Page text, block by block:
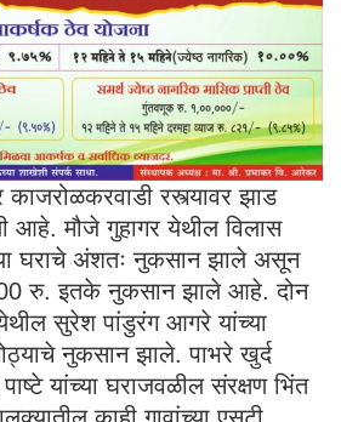
रस्त्यावर झाड
आहे. मौजे गुहागर येथील विलास
घराचे अंशतः नुकसान झाले असून
रु. इतके नुकसान झाले आहे. दोन
येथील सुरेश पांडुरंग आगरे यांच्या
नुकसान झाले. पाभरे खुर्द
यांच्या घराजवळील संरक्षण भिंत